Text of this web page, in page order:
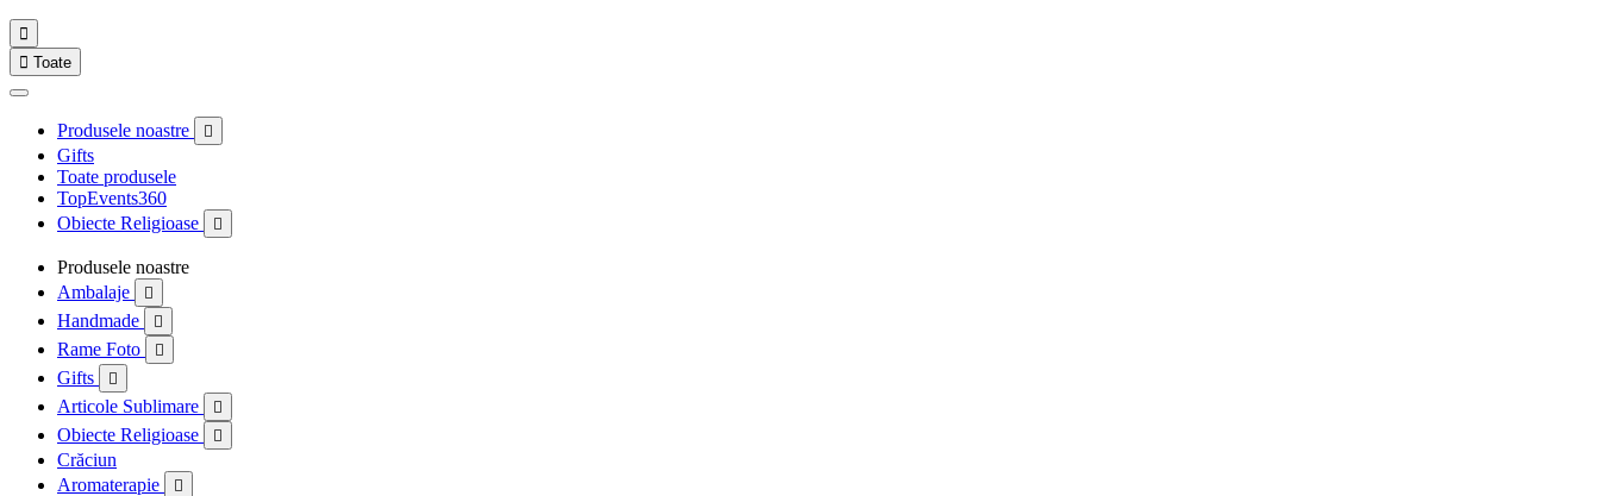

 Toate
Produsele noastre 
Gifts
Toate produsele
TopEvents360
Obiecte Religioase

Produsele noastre
Ambalaje

Handmade 
Rame Foto 
Gifts 
Articole Sublimare 
Obiecte Religioase 
Crăciun
Aromaterapie
